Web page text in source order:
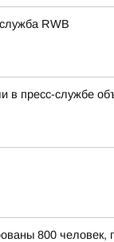
RWB
в пресс-службе
800